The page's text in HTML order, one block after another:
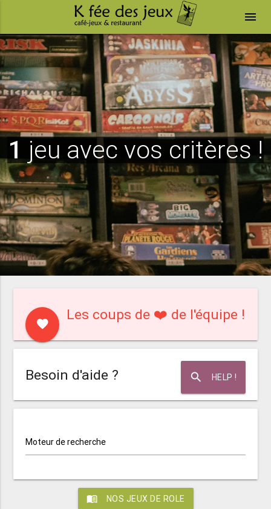
menu
1 jeu avec vos critères !
favorite
Les coups de ❤️ de l'équipe !
search HELP !
Besoin d'aide ?
Moteur de recherche
menu_book NOS JEUX DE ROLE